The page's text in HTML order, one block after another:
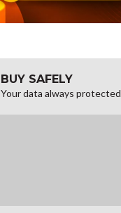
BUY SAFELY
Your data always protected